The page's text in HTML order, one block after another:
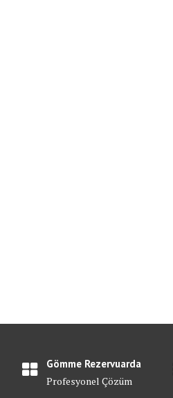
Gömme Rezervuarda
Profesyonel Çözüm